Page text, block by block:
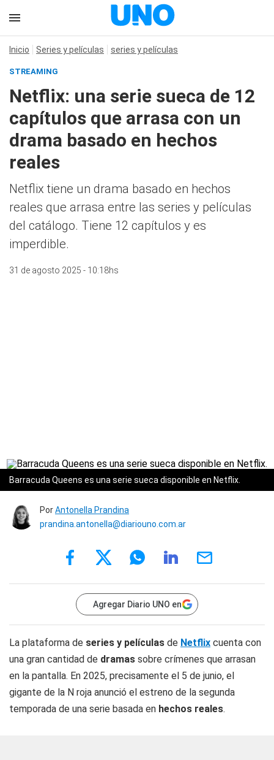
Inicio Series y películas series y películas
STREAMING
Netflix: una serie sueca de 12
capítulos que arrasa con un
drama basado en hechos
reales
Netflix tiene un drama basado en hechos
reales que arrasa entre las series y películas
del catálogo. Tiene 12 capítulos y es
imperdible.
31 de agosto 2025 - 10:18hs
Barracuda Queens es una serie sueca disponible en Netflix.
PorAntonella Prandina
prandina.antonella@diariouno.com.ar
Agregar Diario UNO en
La plataforma de series y películas de Netflix cuenta con
una gran cantidad de dramas sobre crímenes que arrasan
en la pantalla. En 2025, precisamente el 5 de junio, el
gigante de la N roja anunció el estreno de la segunda
temporada de una serie basada en hechos reales.